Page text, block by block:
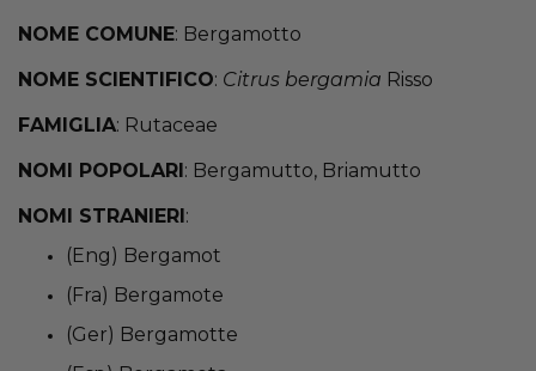
NOME COMUNE: Bergamotto
NOME SCIENTIFICO: Citrus bergamia Risso
FAMIGLIA: Rutaceae
NOMI POPOLARI : Bergamutto, Briamutto
NOMI STRANIERI :
(Eng) Bergamot
(Fra) Bergamote
(Ger) Bergamotte